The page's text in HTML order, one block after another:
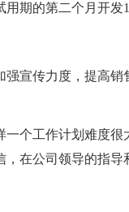
期的第二个月开发
强宣传力度，提高
一个工作计划难度
在公司领导的指导